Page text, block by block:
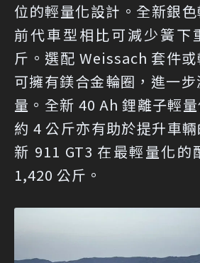
位的輕量化設計。全新銀
前代車型相比可減少簧下
斤。選配 Weissach 套件
可擁有鎂合金輪圈，進一
量。全新 40 Ah 鋰離子輕
約 4 公斤亦有助於提升車
新 911 GT3 在最輕量化的
1,420 公斤。